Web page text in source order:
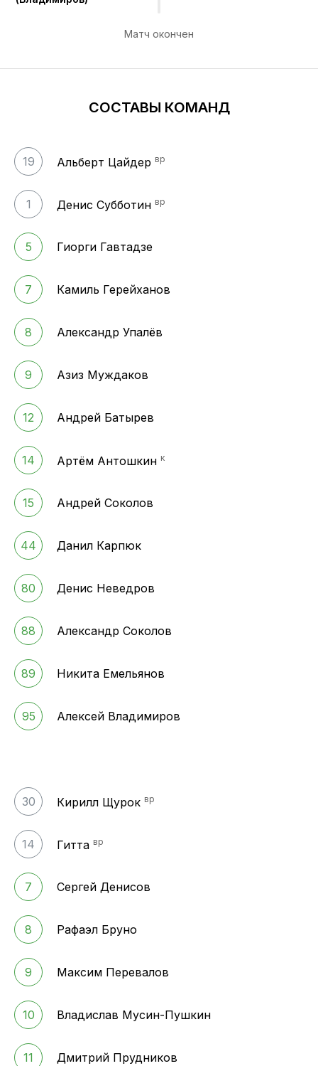
Матч окончен
СОСТАВЫ КОМАНД
19 Альберт Цайдер вр
1 Денис Субботин вр
5 Гиорги Гавтадзе
7 Камиль Герейханов
8 Александр Упалёв
9 Азиз Муждаков
12 Андрей Батырев
14 Артём Антошкин к
15 Андрей Соколов
44 Данил Карпюк
80 Денис Неведров
88 Александр Соколов
89 Никита Емельянов
95 Алексей Владимиров
30 Кирилл Щурок вр
14 Гитта вр
7 Сергей Денисов
8 Рафаэл Бруно
9 Максим Перевалов
10 Владислав Мусин-Пушкин
11 Дмитрий Прудников